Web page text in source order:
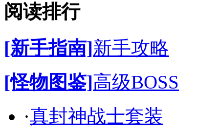
阅读排行
[新手指南]新手攻略
[怪物图鉴]高级BOSS
·真封神战士套装